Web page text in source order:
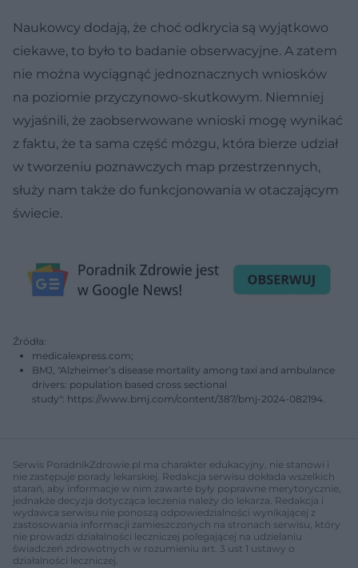
Naukowcy dodają, że choć odkrycia są wyjątkowo
ciekawe, to było to badanie obserwacyjne. A zatem
nie można wyciągnąć jednoznacznych wniosków
na poziomie przyczynowo-skutkowym. Niemniej
wyjaśnili, że zaobserwowane wnioski mogę wynikać
z faktu, że ta sama część mózgu, która bierze udział
w tworzeniu poznawczych map przestrzennych,
służy nam także do funkcjonowania w otaczającym
świecie.
Źródła:
medicalexpress.com;
BMJ, "Alzheimer’s disease mortality among taxi and ambulance
drivers: population based cross sectional
study": https://www.bmj.com/content/387/bmj-2024-082194.
Serwis PoradnikZdrowie.pl ma charakter edukacyjny, nie stanowi i
nie zastępuje porady lekarskiej. Redakcja serwisu dokłada wszelkich
starań, aby informacje w nim zawarte były poprawne merytorycznie,
jednakże decyzja dotycząca leczenia należy do lekarza. Redakcja i
wydawca serwisu nie ponoszą odpowiedzialności wynikającej z
zastosowania informacji zamieszczonych na stronach serwisu, który
nie prowadzi działalności leczniczej polegającej na udzielaniu
świadczeń zdrowotnych w rozumieniu art. 3 ust 1 ustawy o
działalności leczniczej.